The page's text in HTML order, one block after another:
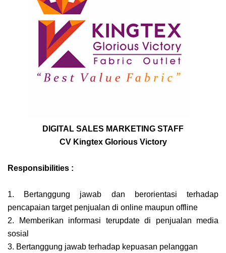
DIGITAL SALES MARKETING STAFF
CV Kingtex Glorious Victory
Responsibilities :
1. Bertanggung jawab dan berorientasi terhadap
pencapaian target penjualan di online maupun offline
2. Memberikan informasi terupdate di penjualan media
sosial
3. Bertanggung jawab terhadap kepuasan pelanggan